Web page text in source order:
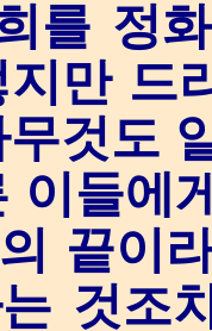
를 정
지만 드
것도
이들에
끝이
것조